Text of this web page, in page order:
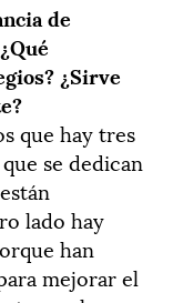
de
¿Sirve
que hay tres
se dedican
lado hay
han
mejorar el